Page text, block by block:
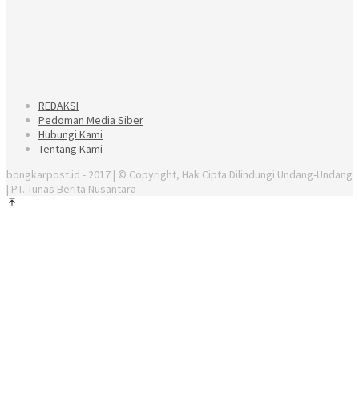
REDAKSI
Pedoman Media Siber
Hubungi Kami
Tentang Kami
bongkarpost.id - 2017 | © Copyright, Hak Cipta Dilindungi Undang-Undang
| PT. Tunas Berita Nusantara